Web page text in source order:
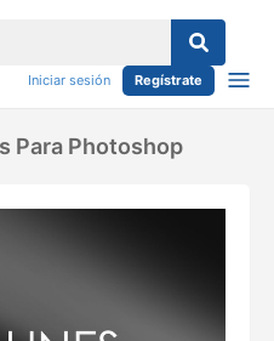
Iniciar sesión Regístrate
Para Photoshop